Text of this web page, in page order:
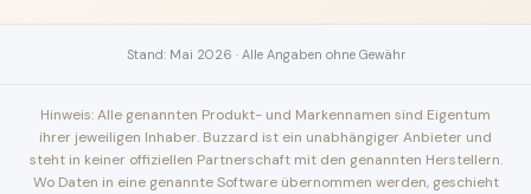
Stand: Mai 2026 · Alle Angaben ohne Gewähr
Hinweis: Alle genannten Produkt- und Markennamen sind Eigentum
ihrer jeweiligen Inhaber. Buzzard ist ein unabhängiger Anbieter und
steht in keiner offiziellen Partnerschaft mit den genannten Herstellern.
Wo Daten in eine genannte Software übernommen werden, geschieht